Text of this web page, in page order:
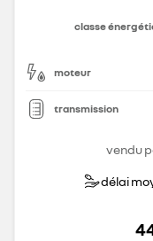
classe
moteur
transmission
vendu
délai